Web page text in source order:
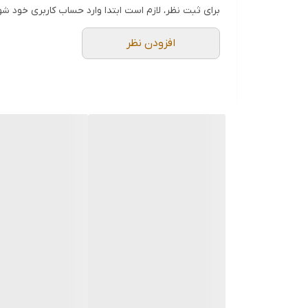
برای ثبت نظر، لازم است ابتدا وارد حساب کاربری خود
افزودن نظر